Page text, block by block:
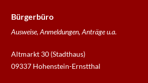
Bürgerbüro
Ausweise, Anmeldungen, Anträge u.a.
Altmarkt 30 (Stadthaus)
09337 Hohenstein-Ernstthal